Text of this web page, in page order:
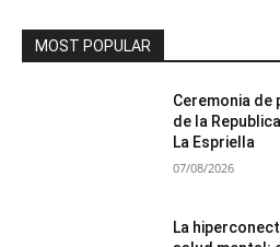
MOST POPULAR
Ceremonia
de la
La Espriella
07/08/2026
La